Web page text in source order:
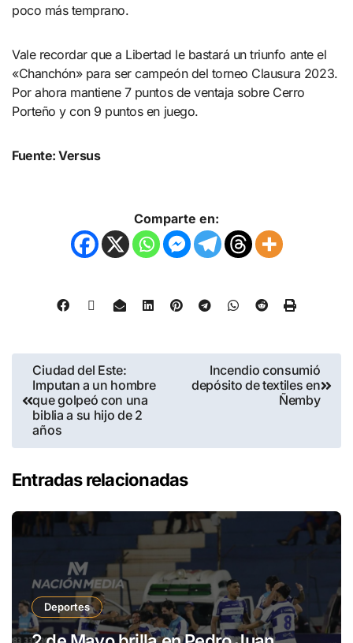
poco más temprano.
Vale recordar que a Libertad le bastará un triunfo ante el
«Chanchón» para ser campeón del torneo Clausura 2023.
Por ahora mantiene 7 puntos de ventaja sobre Cerro
Porteño y con 9 puntos en juego.
Fuente: Versus
Comparte en:
Ciudad del Este:
Imputan a un hombre
que golpeó con una
biblia a su hijo de 2
años
Incendio consumió
depósito de textiles en
Ñemby
Entradas relacionadas
Deportes